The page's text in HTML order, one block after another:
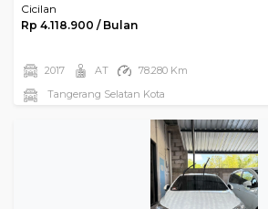
Cicilan
Rp 4.118.900 / Bulan
2017 AT
78.280 Km
Tangerang Selatan Kota